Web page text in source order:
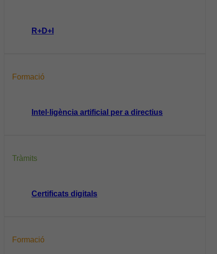
R+D+I
Formació
Intel·ligència artificial per a directius
Tràmits
Certificats digitals
Formació